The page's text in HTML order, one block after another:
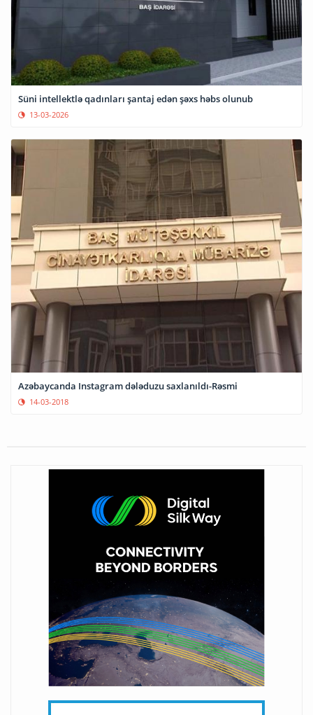
Süni intellektlə qadınları şantaj edən şəxs həbs olunub
13-03-2026
Azəbaycanda Instagram dələduzu saxlanıldı-Rəsmi
14-03-2018